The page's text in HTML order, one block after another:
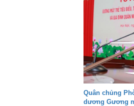
Quân chủng
dương Gương